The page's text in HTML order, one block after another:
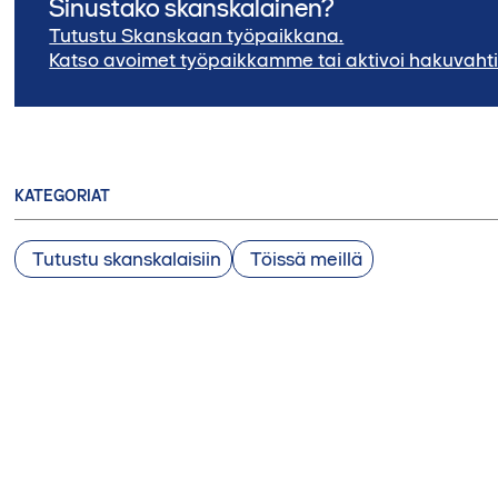
Sinustako skanskalainen?
Tutustu Skanskaan työpaikkana.
Katso avoimet työpaikkamme tai aktivoi
KATEGORIAT
Tutustu skanskalaisiin Töissä meillä